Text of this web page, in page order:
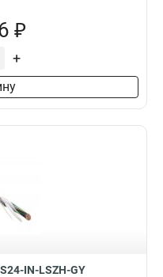
₽
+
IN-LSZH-GY